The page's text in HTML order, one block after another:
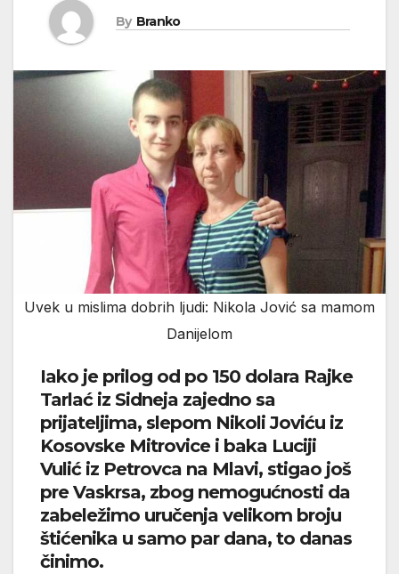
By Branko
Uvek u mislima dobrih ljudi: Nikola Jović sa mamom
Danijelom
Iako je prilog od po 150 dolara Rajke
Tarlać iz Sidneja zajedno sa
prijateljima, slepom Nikoli Joviću iz
Kosovske Mitrovice i baka Luciji
Vulić iz Petrovca na Mlavi, stigao još
pre Vaskrsa, zbog nemogućnosti da
zabeležimo uručenja velikom broju
štićenika u samo par dana, to danas
činimo.